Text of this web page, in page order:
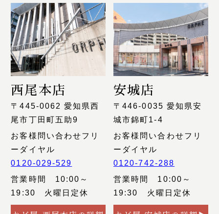
西尾本店
〒445-0062 愛知県西
尾市丁田町五助9
お客様問い合わせフリ
ーダイヤル
0120-029-529
営業時間 10:00～
19:30 火曜日定休
安城店
〒446-0035 愛知県安
城市錦町1-4
お客様問い合わせフリ
ーダイヤル
0120-742-288
営業時間 10:00～
19:30 火曜日定休